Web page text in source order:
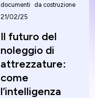
documenti
da costruzione
21/02/25
Il futuro del
noleggio di
attrezzature:
come
l’intelligenza